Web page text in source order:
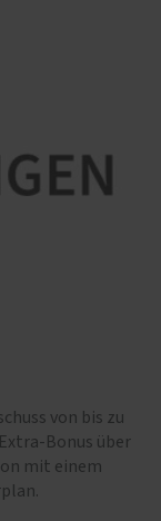
von bis zu
Bonus über
mit einem